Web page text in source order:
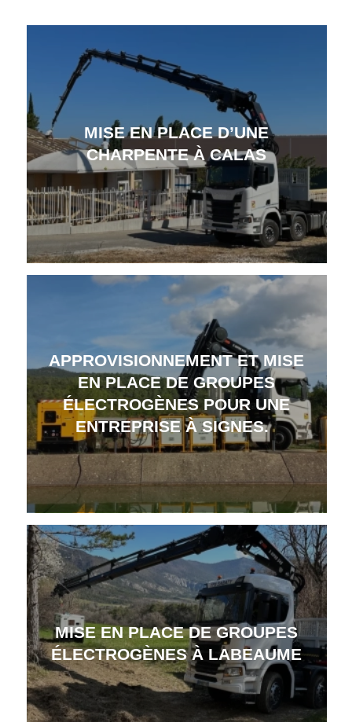
MISE EN PLACE D’UNE
CHARPENTE À CALAS
APPROVISIONNEMENT ET MISE
EN PLACE DE GROUPES
ÉLECTROGÈNES POUR UNE
ENTREPRISE À SIGNES.
MISE EN PLACE DE GROUPES
ÉLECTROGÈNES À LABEAUME